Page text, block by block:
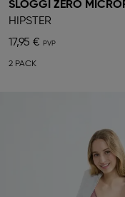
SLOGGI ZERO
HIPSTER
17,95 €
2 PACK